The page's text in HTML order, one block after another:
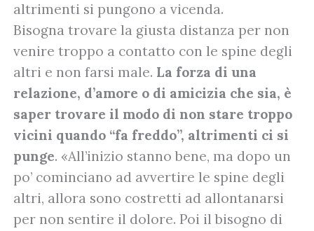
altrimenti si pungono a vicenda.
Bisogna trovare la giusta distanza per non
venire troppo a contatto con le spine degli
altri e non farsi male. La forza di una
relazione, d’amore o di amicizia che sia, è
saper trovare il modo di non stare troppo
vicini quando “fa freddo”, altrimenti ci si
punge. «All’inizio stanno bene, ma dopo un
po’ cominciano ad avvertire le spine degli
altri, allora sono costretti ad allontanarsi
per non sentire il dolore. Poi il bisogno di